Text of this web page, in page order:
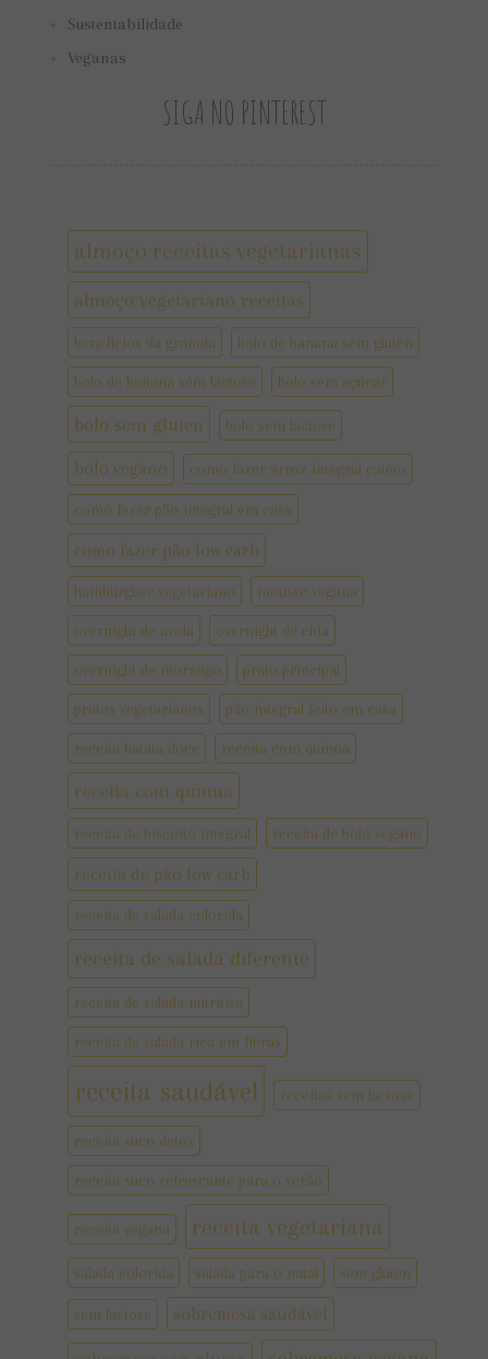
Sustentabilidade
Veganas
SIGA NO PINTEREST
almoço receitas vegetarianas
almoço vegetariano receitas
benefícios da granola bolo de banana sem gluten
bolo de banana sem lactose bolo sem açúcar
bolo sem gluten bolo sem lactose
bolo vegano como fazer arroz integral cateto
como fazer pão integral em casa
como fazer pão low carb
hamburguer vegetariano mousse vegana
overnight de aveia overnight de chia
overnight de morango prato principal
pratos vegetarianos pão integral feito em casa
receita batata doce receita com quinoa
receita com quinua
receita de biscoito integral receita de bolo vegano
receita de pão low carb
receita de salada colorida
receita de salada diferente
receita de salada nutritiva
receita de salada rica em fibras
receita saudável receitas sem lactose
receita suco detox
receita suco refrescante para o verão
receita vegana receita vegetariana
salada colorida salada para o natal sem glúten
sem lactose sobremesa saudável